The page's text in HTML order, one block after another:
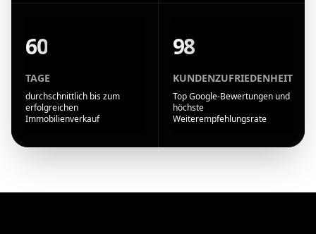
60
TAGE
durchschnittlich bis zum
erfolgreichen
Immobilienverkauf
98
KUNDENZUFRIEDENHEIT
Top Google-Bewertungen und
höchste
Weiterempfehlungsrate